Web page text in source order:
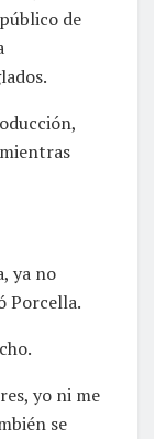
de
ya no
Porcella.
yo ni me
se